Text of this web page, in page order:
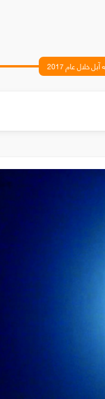
خلال عام 2017